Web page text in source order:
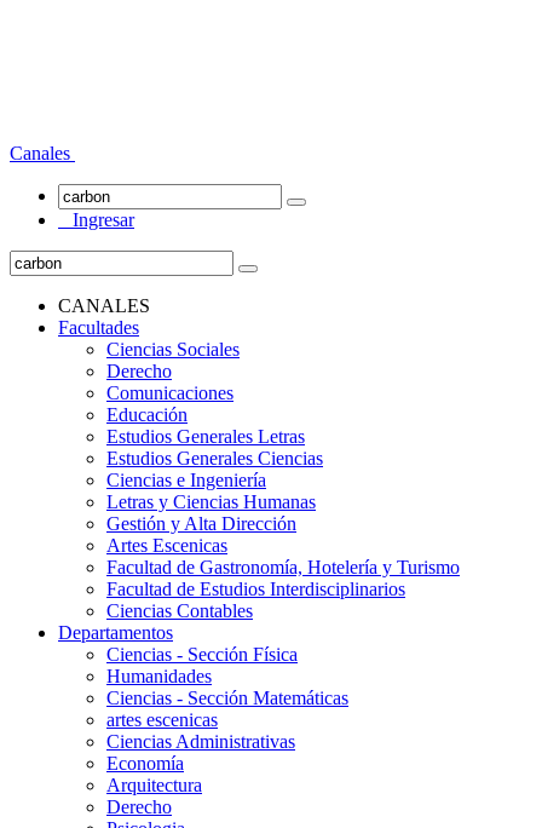
Canales
Ingresar
CANALES
Facultades
Ciencias Sociales
Derecho
Comunicaciones
Educación
Estudios Generales Letras
Estudios Generales Ciencias
Ciencias e Ingeniería
Letras y Ciencias Humanas
Gestión y Alta Dirección
Artes Escenicas
Facultad de Gastronomía, Hotelería y Turismo
Facultad de Estudios Interdisciplinarios
Ciencias Contables
Departamentos
Ciencias - Sección Física
Humanidades
Ciencias - Sección Matemáticas
artes escenicas
Ciencias Administrativas
Economía
Arquitectura
Derecho